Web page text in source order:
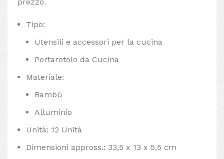
Tipo:
Utensili e accessori per la cucina
Portarotolo da Cucina
Materiale:
Bambù
Alluminio
Unità: 12 Unità
Dimensioni appross.: 33,5 x 13 x 5,5 cm